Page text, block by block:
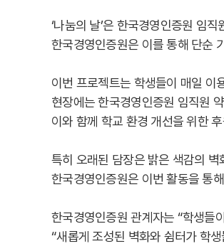
‘나눔의 날’은 한국경영인증원 임
한국경영인증원은 이를 통해 단순
이번 프로젝트는 학생들이 매일 이
현장에는 한국경영인증원 임직원
이와 함께 학교 환경 개선을 위한
특히 오래된 담장은 밝은 색감의
한국경영인증원은 이번 활동을 통
한국경영인증원 관계자는 “학생들
“새롭게 조성된 벽화와 쉼터가 학